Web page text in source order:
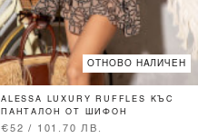
ОТНОВО НАЛИЧЕН
ALESSA LUXURY RUFFLES КЪС
ПАНТАЛОН ОТ ШИФОН
€52 / 101.70 ЛВ.